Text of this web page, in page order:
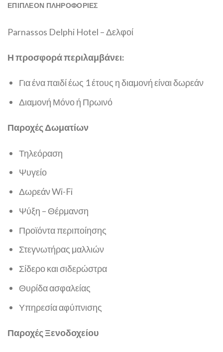
ΕΠΙΠΛΈΟΝ ΠΛΗΡΟΦΟΡΊΕΣ
Parnassos Delphi Hotel – Δελφοί
Η προσφορά περιλαμβάνει:
Για ένα παιδί έως 1 έτους η διαμονή είναι δωρεάν
Διαμονή Μόνο ή Πρωινό
Παροχές Δωματίων
Τηλεόραση
Ψυγείο
Δωρεάν Wi-Fi
Ψύξη – Θέρμανση
Προϊόντα περιποίησης
Στεγνωτήρας μαλλιών
Σίδερο και σιδερώστρα
Θυρίδα ασφαλείας
Υπηρεσία αφύπνισης
Παροχές Ξενοδοχείου